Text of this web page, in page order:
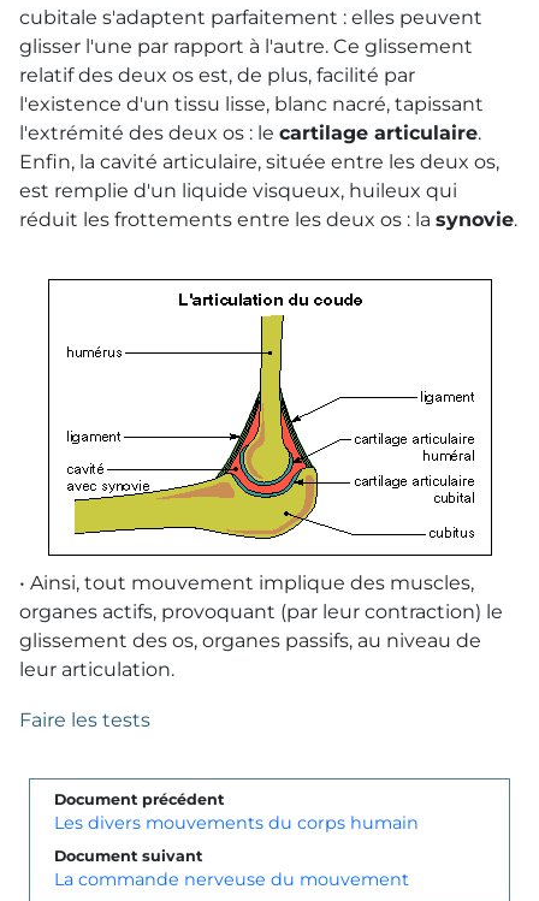
cubitale s'adaptent parfaitement : elles peuvent
glisser l'une par rapport à l'autre. Ce glissement
relatif des deux os est, de plus, facilité par
l'existence d'un tissu lisse, blanc nacré, tapissant
l'extrémité des deux os : le cartilage articulaire.
Enfin, la cavité articulaire, située entre les deux os,
est remplie d'un liquide visqueux, huileux qui
réduit les frottements entre les deux os : la synovie.
• Ainsi, tout mouvement implique des muscles,
organes actifs, provoquant (par leur contraction) le
glissement des os, organes passifs, au niveau de
leur articulation.
Faire les tests
Document précédent
Les divers mouvements du corps humain
Document suivant
La commande nerveuse du mouvement